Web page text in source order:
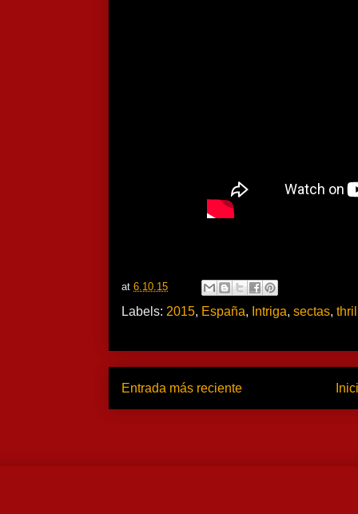
at 6.10.15
Labels: 2015 España Intriga sectas
Entrada más reciente